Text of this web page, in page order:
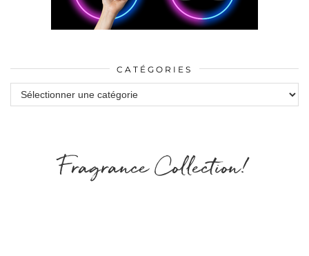
CATÉGORIES
Catégories
Fragrance Collection!